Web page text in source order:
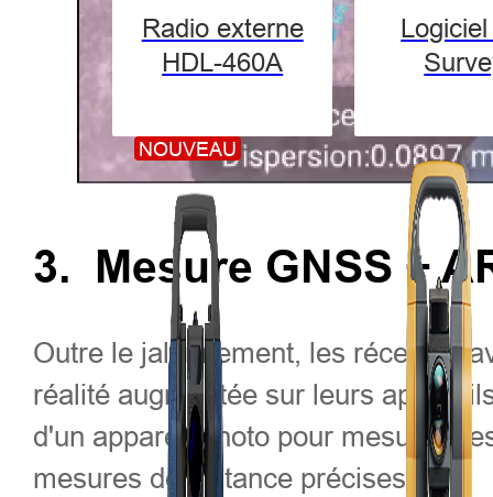
Radio externe
HDL-460A
NOUVEAU
3. Mesure GNSS +
Outre le jalonnement, les récentes
réalité augmentée sur leurs
d'un appareil photo pour mesurer
mesures de distance précises.